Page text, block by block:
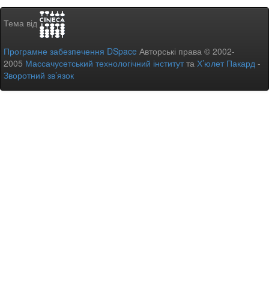
Тема від
Програмне забезпечення DSpace Авторські права © 2002-
2005 Массачусетський технологічний інститутта Х’юлет Пакард -
Зворотний зв’язок